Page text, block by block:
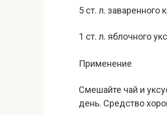
5 ст. л. заваренного
1 ст. л. яблочного
Применение
Смешайте чай и
день. Средство